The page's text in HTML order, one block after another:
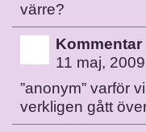
värre?
Kommentar
11 maj,
”anonym” varför
verkligen gått